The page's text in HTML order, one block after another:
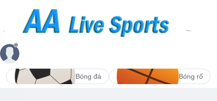
Bóng đá Bóng rổ